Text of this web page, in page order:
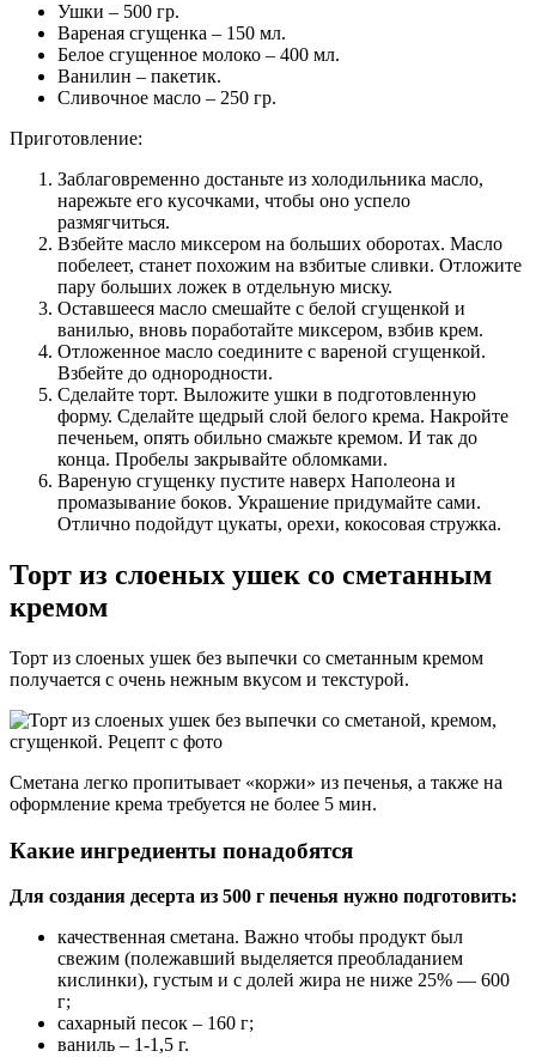
Ушки – 500 гр.
Вареная сгущенка – 150 мл.
Белое сгущенное молоко – 400 мл.
Ванилин – пакетик.
Сливочное масло – 250 гр.
Приготовление:
Заблаговременно достаньте из холодильника масло,
нарежьте его кусочками, чтобы оно успело
размягчиться.
Взбейте масло миксером на больших оборотах. Масло
побелеет, станет похожим на взбитые сливки. Отложите
пару больших ложек в отдельную миску.
Оставшееся масло смешайте с белой сгущенкой и
ванилью, вновь поработайте миксером, взбив крем.
Отложенное масло соедините с вареной сгущенкой.
Взбейте до однородности.
Сделайте торт. Выложите ушки в подготовленную
форму. Сделайте щедрый слой белого крема. Накройте
печеньем, опять обильно смажьте кремом. И так до
конца. Пробелы закрывайте обломками.
Вареную сгущенку пустите наверх Наполеона и
промазывание боков. Украшение придумайте сами.
Отлично подойдут цукаты, орехи, кокосовая стружка.
Торт из слоеных ушек со сметанным
кремом
Торт из слоеных ушек без выпечки со сметанным кремом
получается с очень нежным вкусом и текстурой.
Сметана легко пропитывает «коржи» из печенья, а также на
оформление крема требуется не более 5 мин.
Какие ингредиенты понадобятся
Для создания десерта из 500 г печенья нужно подготовить:
качественная сметана. Важно чтобы продукт был
свежим (полежавший выделяется преобладанием
кислинки), густым и с долей жира не ниже 25% — 600
г;
сахарный песок – 160 г;
ваниль – 1-1,5 г.